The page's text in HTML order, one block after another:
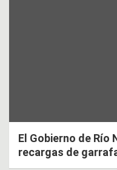
El Gobierno de Río
recargas de